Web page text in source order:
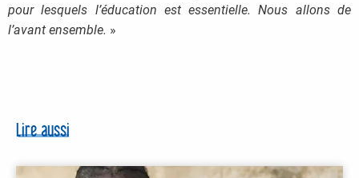
pour lesquels l’éducation est essentielle. Nous allons de
l’avant ensemble. »
Lire aussi